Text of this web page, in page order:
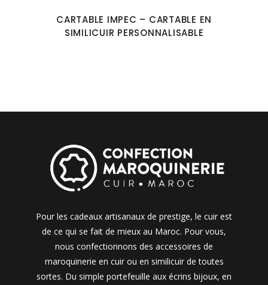
CARTABLE IMPEC – CARTABLE EN
SIMILICUIR PERSONNALISABLE
Pour les cadeaux artisanaux de prestige, le cuir est
de ce qui se fait de mieux au Maroc. Pour vous,
nous confectionnons des accessoires de
maroquinerie en cuir ou en similicuir de toutes
sortes. Du simple portefeuille aux écrins bijoux, en